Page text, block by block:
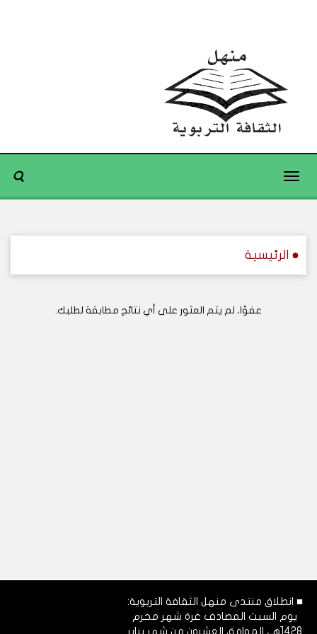
Toggle
● الرئيسية
عفوًا، لم يتم العثور على أي نتائج مطابقة لطلبك.
■ انطلاق منتدى منهل الثقافة التربوية:
يوم السبت المصادف غرة شهر محرم
1428هـ، الموافق العشرون من شهر يناير